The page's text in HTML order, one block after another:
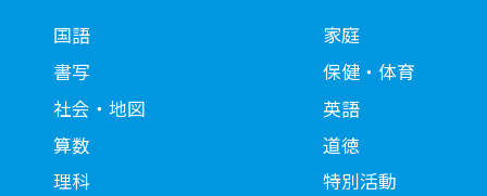
国語
書写
社会・地図
算数
理科
家庭
保健・体育
英語
道徳
特別活動